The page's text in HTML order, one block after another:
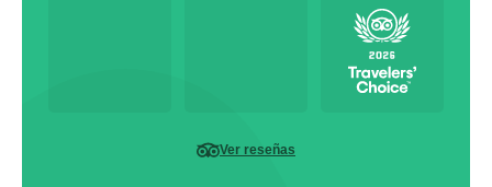
Ver reseñas